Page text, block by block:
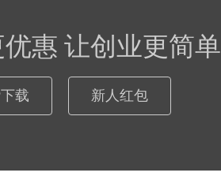
惠 让创业更简单
载 新人红包